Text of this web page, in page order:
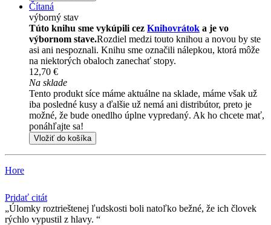
Čítaná
výborný stav
Túto knihu sme vykúpili cez Knihovrátok a je vo
výbornom stave.Rozdiel medzi touto knihou a novou by ste
asi ani nespoznali. Knihu sme označili nálepkou, ktorá môže
na niektorých obaloch zanechať stopy.
12,70 €
Na sklade
Tento produkt síce máme aktuálne na sklade, máme však už
iba posledné kusy a ďalšie už nemá ani distribútor, preto je
možné, že bude onedlho úplne vypredaný. Ak ho chcete mať,
ponáhľajte sa!
Vložiť do košíka
Hore
Pridať citát
Úlomky roztrieštenej ľudskosti boli natoľko bežné, že ich človek
rýchlo vypustil z hlavy.